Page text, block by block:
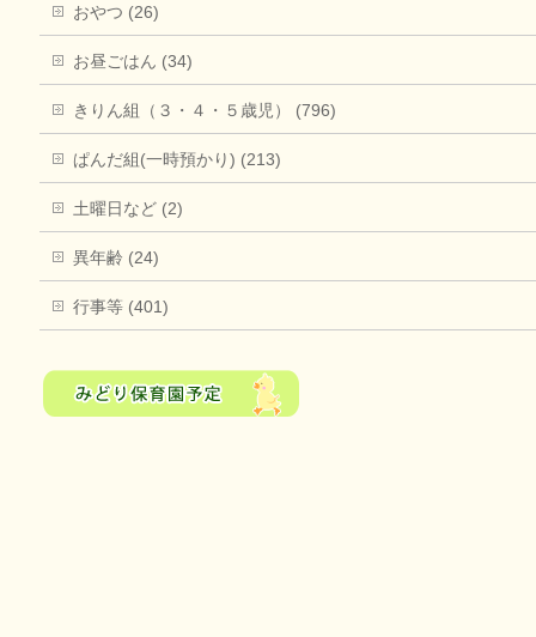
おやつ (26)
お昼ごはん (34)
きりん組（３・４・５歳児） (796)
ぱんだ組(一時預かり) (213)
土曜日など (2)
異年齢 (24)
行事等 (401)